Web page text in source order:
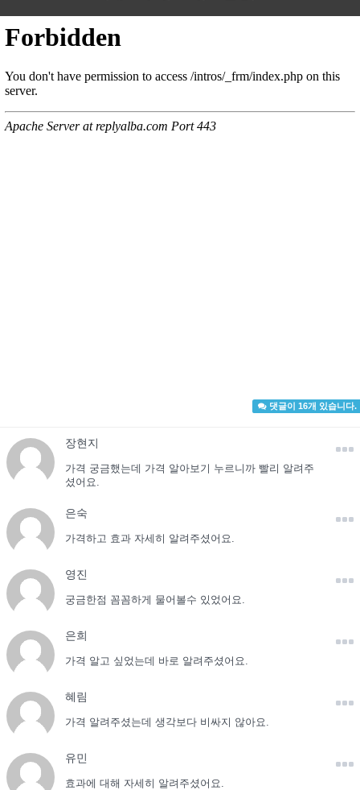
댓글이 16개 있습니다.
장현지
가격 궁금했는데 가격 알아보기 누르니까 빨리 알려주
셨어요.
은숙
가격하고 효과 자세히 알려주셨어요.
영진
궁금한점 꼼꼼하게 물어볼수 있었어요.
은희
가격 알고 싶었는데 바로 알려주셨어요.
혜림
가격 알려주셨는데 생각보다 비싸지 않아요.
유민
효과에 대해 자세히 알려주셨어요.